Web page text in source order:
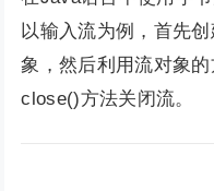
以输入流为例，首先
象，然后利用流对象
close()方法关闭流。